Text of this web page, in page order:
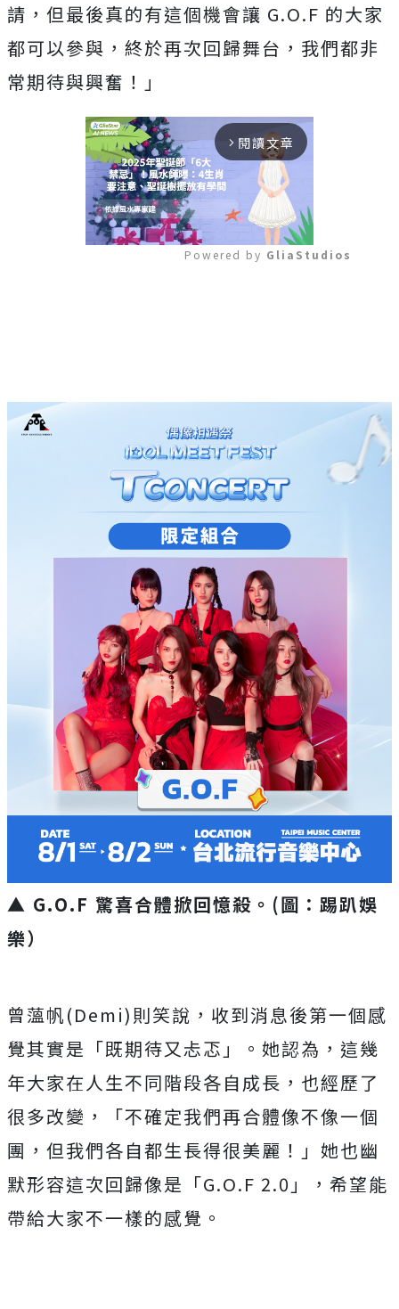
請，但最後真的有這個機會讓 G.O.F 的大家
都可以參與，終於再次回歸舞台，我們都非
常期待與興奮！」
arrow_forward_ios 閱讀文章
Powered by GliaStudios
▲ G.O.F 驚喜合體掀回憶殺。(圖：踢趴娛
樂）
曾薀帆(Demi) 則笑說，收到消息後第一個感
覺其實是「既期待又忐忑」。她認為，這幾
年大家在人生不同階段各自成長，也經歷了
很多改變，「不確定我們再合體像不像一個
團，但我們各自都生長得很美麗！」她也幽
默形容這次回歸像是「G.O.F 2.0 」，希望能
帶給大家不一樣的感覺。